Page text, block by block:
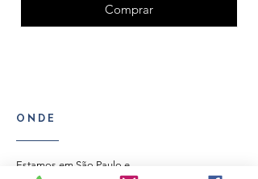
Comprar
ONDE
Estamos em São Paulo e